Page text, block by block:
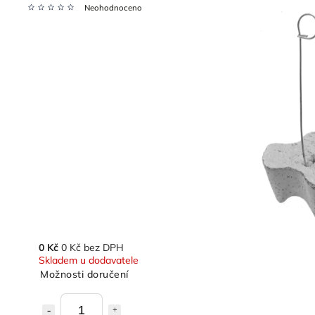
Neohodnoceno
0 Kč 0 Kč bez DPH
Skladem u dodavatele
Možnosti doručení